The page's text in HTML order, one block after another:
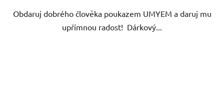
hvězdiček.
Obdaruj dobrého člověka poukazem UMYEM a daruj mu
upřímnou radost! Dárkový...